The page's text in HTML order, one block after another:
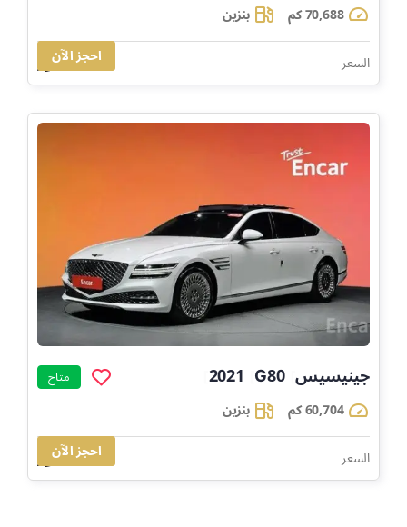
70,688 كم
بنزين
السعر
103,695
احجز الآن
جينيسيس]
G80
2021 متاح
60,704 كم
بنزين
السعر
111,068
احجز الآن